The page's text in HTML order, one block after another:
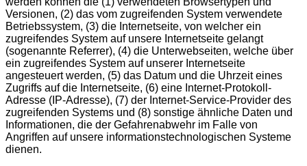
Versionen, (2) das vom zugreifenden System verwendete
Betriebssystem, (3) die Internetseite, von welcher ein
zugreifendes System auf unsere Internetseite gelangt
(sogenannte Referrer), (4) die Unterwebseiten, welche über
ein zugreifendes System auf unserer Internetseite
angesteuert werden, (5) das Datum und die Uhrzeit eines
Zugriffs auf die Internetseite, (6) eine Internet-Protokoll-
Adresse (IP-Adresse), (7) der Internet-Service-Provider des
zugreifenden Systems und (8) sonstige ähnliche Daten und
Informationen, die der Gefahrenabwehr im Falle von
Angriffen auf unsere informationstechnologischen Systeme
dienen.